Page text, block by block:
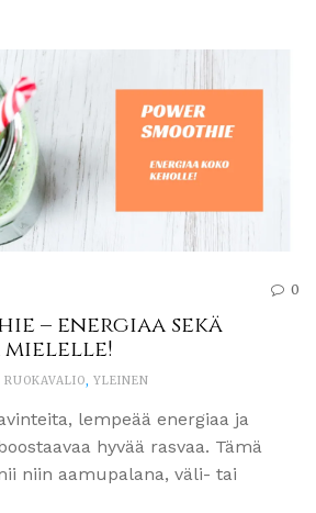
0
– energiaa sekä
RUOKAVALIO YLEINEN
lempeää energiaa ja
hyvää rasvaa. Tämä
niin aamupalana, väli- tai